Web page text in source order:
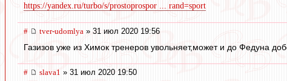
https://yandex.ru/turbo/s/prostoprospor ... rand=sport
# tver-udomlya » 31 июл 2020 19:56
Газизов уже из Химок тренеров увольняет,может и до Федуна
# slava1 » 31 июл 2020 19:50